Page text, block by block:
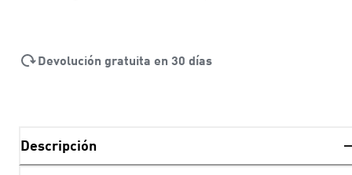
Devolución gratuita en 30 días
Descripción